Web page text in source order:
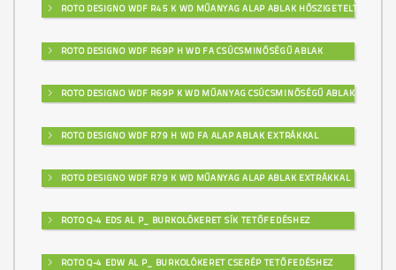
ROTO DESIGNO WDF R45 K WD MŰANYAG ALAP ABLAK HŐSZIGETELT
ROTO DESIGNO WDF R69P H WD FA CSÚCSMINŐSÉGŰ ABLAK
ROTO DESIGNO WDF R69P K WD MŰANYAG CSÚCSMINŐSÉGŰ ABLAK
ROTO DESIGNO WDF R79 H WD FA ALAP ABLAK EXTRÁKKAL
ROTO DESIGNO WDF R79 K WD MŰANYAG ALAP ABLAK EXTRÁKKAL
ROTO Q-4 EDS AL P_ BURKOLÓKERET SÍK TETŐFEDÉSHEZ
ROTO Q-4 EDW AL P_ BURKOLÓKERET CSERÉP TETŐFEDÉSHEZ